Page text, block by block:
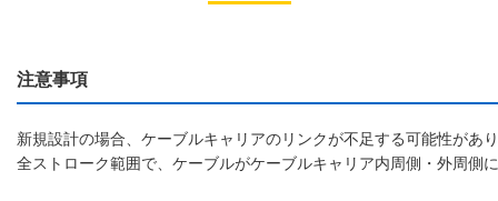
注意事項
新規設計の場合、ケーブルキャリアのリンクが不足する可能性が
全ストローク範囲で、ケーブルがケーブルキャリア内周側・外周側